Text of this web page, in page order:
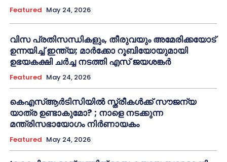
Featured May 24, 2026
വിസ പ്രതിസന്ധികളും, തീരുവയും അമേരിക്കയോട്
ഉന്നയിച്ച് ഇന്ത്യ; മാർക്കോ റൂബിയോയുമായി
ഉഭയകക്ഷി ചർച്ച നടത്തി എസ് ജയശങ്കർ
Featured May 24, 2026
കെഎസ്ആർടിസിയിൽ സ്ത്രീകൾക്ക് സൗജന്യ
യാത്ര ഉണ്ടാകുമോ? ; നാളെ നടക്കുന്ന
മന്ത്രിസഭായോഗം നിർണായകം
Featured May 24, 2026